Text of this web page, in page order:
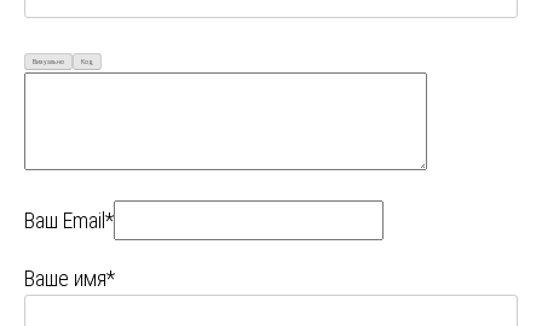
Визуально Код
Ваш Email*
Ваше имя*